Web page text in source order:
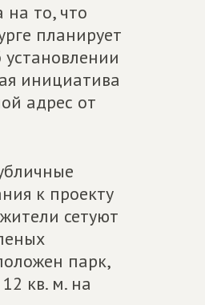
то, что
планирует
инициатива
адрес от
к проекту
сетуют
парк,
кв. м. на